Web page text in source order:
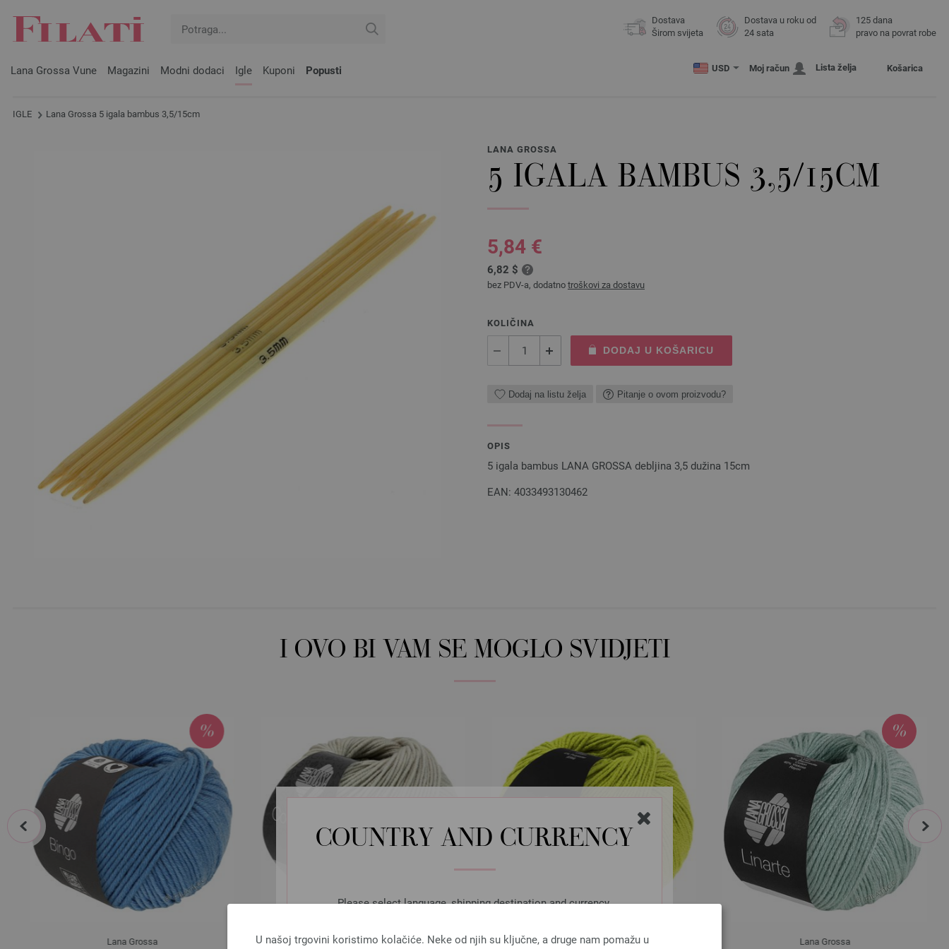
COUNTRY AND CURRENCY
Please select language, shipping destination and currency.
U našoj trgovini koristimo kolačiće. Neke od njih su ključne, a druge nam pomažu u
Dostava
Širom svijeta
Dostava u roku od
24 sata
125 dana
pravo na povrat robe
Lana Grossa Vune Magazini Modni dodaci Igle Kuponi Popusti USD Moj račun Lista želja Košarica
IGLE Lana Grossa 5 igala bambus 3,5/15cm
LANA GROSSA
5 IGALA BAMBUS 3,5/15CM
5,84 €
6,82 $
bez PDV-a, dodatno troškovi za dostavu
KOLIČINA
DODAJ U KOŠARICU
Dodaj na listu želja Pitanje o ovom proizvodu?
OPIS
5 igala bambus LANA GROSSA debljina 3,5 dužina 15cm
EAN: 4033493130462
I OVO BI VAM SE MOGLO SVIDJETI
Lana Grossa Lana Grossa Lana Grossa Lana Grossa
prev next